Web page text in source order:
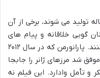
تولید می شوند، برخی از آن
گویی خلاقانه و پیام های
ماندگار خود، جایگاهی ویژه پیدا می کنند. پارانورمن که در سال ۲۰۱۲
شد مرزهای ژانر را جابجا
و تأمل وادارد. این فیلم نه